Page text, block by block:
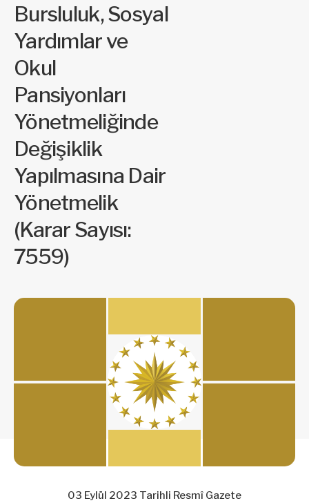
Bursluluk, Sosyal
Yardımlar ve
Okul
Pansiyonları
Yönetmeliğinde
Değişiklik
Yapılmasına Dair
Yönetmelik
(Karar Sayısı:
7559)
03 Eylül 2023 Tarihli Resmî Gazete